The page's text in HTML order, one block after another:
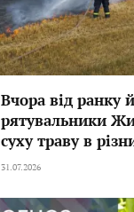
Вчора від ранку
рятувальники
суху траву в
31.07.2026